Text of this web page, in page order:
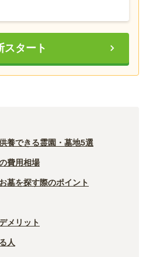
スタート
養できる霊園・墓地5選
費用相場
墓を探す際のポイント
メリット
人